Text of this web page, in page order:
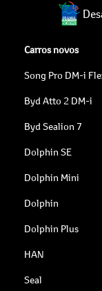
Carros novos
Song Pro DM-i
Byd Atto 2 DM-i
Byd Sealion 7
Dolphin SE
Dolphin Mini
Dolphin
Dolphin Plus
HAN
Seal